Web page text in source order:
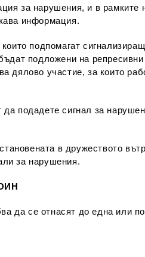
за нарушения, и в рамките
информация.
подпомагат
подложени на
дялово участие, за които
подадете сигнал за
в дружеството
за нарушения.
се отнасят до една или